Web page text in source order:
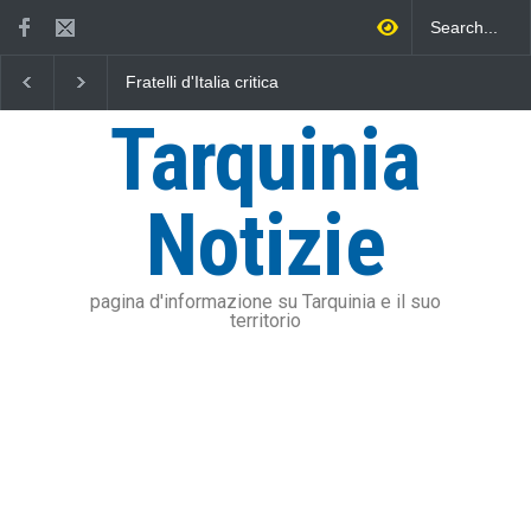
Fratelli d'Italia critica
dell'addizionale IRPEF: "una
stangata per i cittadini"
Viterbo uniti nella
mare
Tarquinia
Notizie
pagina d'informazione su Tarquinia e il suo
territorio